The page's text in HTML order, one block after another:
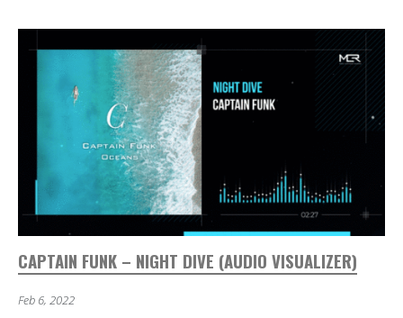
CAPTAIN FUNK – NIGHT DIVE (AUDIO VISUALIZER)
Feb 6, 2022